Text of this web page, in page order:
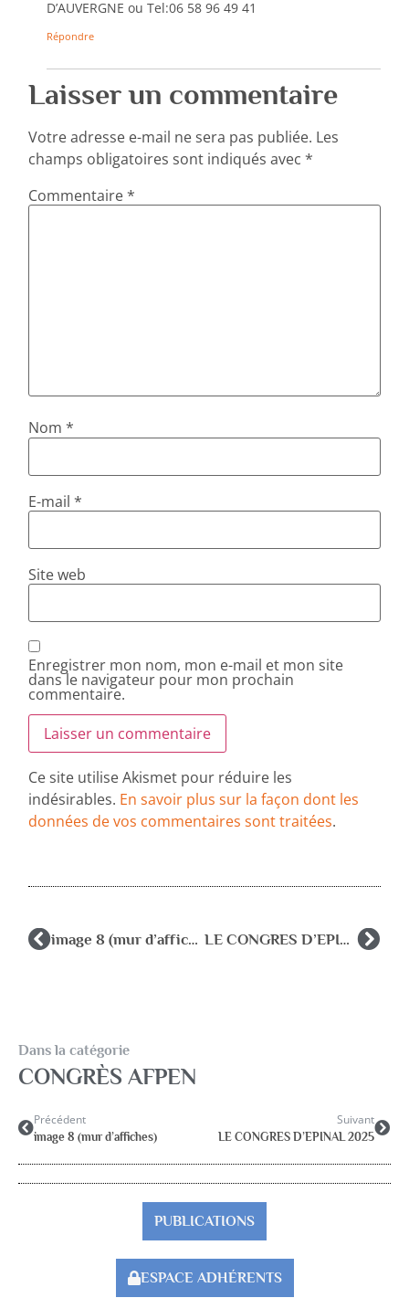
D’AUVERGNE ou Tel:06 58 96 49 41
Répondre
Laisser un commentaire
Votre adresse e-mail ne sera pas publiée. Les
champs obligatoires sont indiqués avec*
Commentaire*
Nom*
E-mail*
Site web
Enregistrer mon nom, mon e-mail et mon site
dans le navigateur pour mon prochain
commentaire.
Ce site utilise Akismet pour réduire les
indésirables. En savoir plus sur la façon dont les
données de vos commentaires sont traitées.
image 8 (mur d’affiches) LE CONGRES D’EPINAL 2025
Dans la catégorie
CONGRÈS AFPEN
Précédent
image 8 (mur d’affiches)
Suivant
LE CONGRES D’EPINAL 2025
PUBLICATIONS
ESPACE ADHÉRENTS